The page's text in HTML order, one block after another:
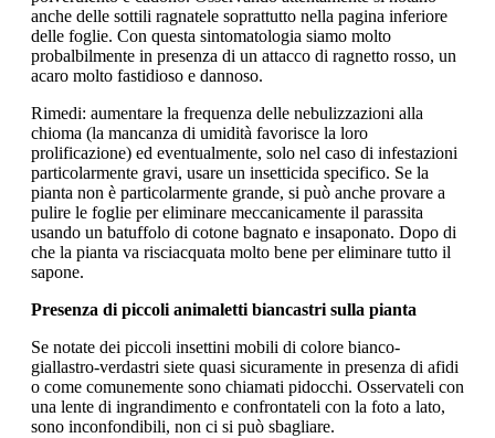
anche delle sottili ragnatele soprattutto nella pagina inferiore
delle foglie. Con questa sintomatologia siamo molto
probalbilmente in presenza di un attacco di ragnetto rosso, un
acaro molto fastidioso e dannoso.
Rimedi: aumentare la frequenza delle nebulizzazioni alla
chioma (la mancanza di umidità favorisce la loro
prolificazione) ed eventualmente, solo nel caso di infestazioni
particolarmente gravi, usare un insetticida specifico. Se la
pianta non è particolarmente grande, si può anche provare a
pulire le foglie per eliminare meccanicamente il parassita
usando un batuffolo di cotone bagnato e insaponato. Dopo di
che la pianta va risciacquata molto bene per eliminare tutto il
sapone.
Presenza di piccoli animaletti biancastri sulla pianta
Se notate dei piccoli insettini mobili di colore bianco-
giallastro-verdastri siete quasi sicuramente in presenza di afidi
o come comunemente sono chiamati pidocchi. Osservateli con
una lente di ingrandimento e confrontateli con la foto a lato,
sono inconfondibili, non ci si può sbagliare.